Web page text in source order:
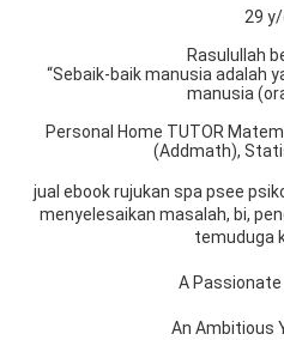
29
Rasulullah
“Sebaik-baik manusia adalah
manusia
Personal Home TUTOR
(Addmath),
jual ebook rujukan spa psee
menyelesaikan masalah, bi,
temuduga
A Passionate
An Ambitious